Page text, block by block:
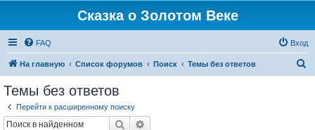
Сказка о Золотом Веке
FAQ Вход
На главную Список форумов Поиск Темы без ответов
Темы без ответов
Перейти к расширенному поиску
Поиск